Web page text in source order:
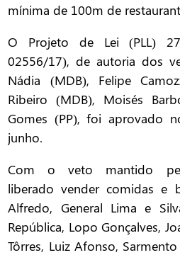
mínima de 100m de
O Projeto de Lei (PLL)
02556/17), de autoria dos
Nádia (MDB), Felipe
Ribeiro (MDB), Moisés
Gomes (PP), foi aprovado
junho.
Com o veto mantido
liberado vender comidas e
Alfredo, General Lima e
República, Lopo Gonçalves,
Tôrres, Luiz Afonso,